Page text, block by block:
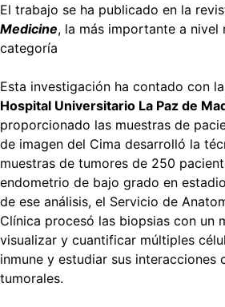
El trabajo se ha publicado en la
Medicine, la más importante a nivel
categoría
Esta investigación ha contado con
Hospital Universitario La Paz de
proporcionado las muestras de
de imagen del Cima desarrolló la
muestras de tumores de 250
endometrio de bajo grado en
de ese análisis, el Servicio de
Clínica procesó las biopsias con un
visualizar y cuantificar múltiples
inmune y estudiar sus interacciones
tumorales.